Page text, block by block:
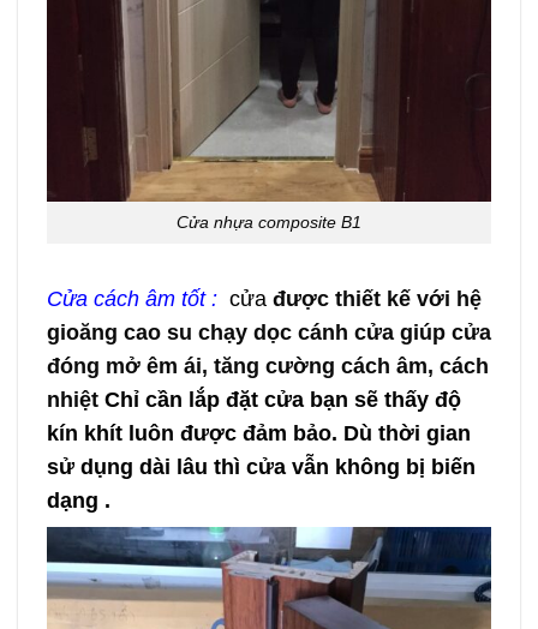
Cửa nhựa composite B1
Cửa cách âm tốt : cửa được thiết kế với hệ
gioăng cao su chạy dọc cánh cửa giúp cửa
đóng mở êm ái, tăng cường cách âm, cách
nhiệt Chỉ cần lắp đặt cửa bạn sẽ thấy độ
kín khít luôn được đảm bảo. Dù thời gian
sử dụng dài lâu thì cửa vẫn không bị biến
dạng .